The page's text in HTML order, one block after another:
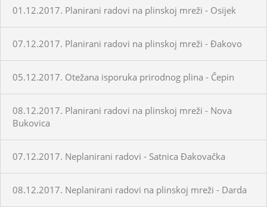
01.12.2017. Planirani radovi na plinskoj mreži - Osijek
07.12.2017. Planirani radovi na plinskoj mreži - Đakovo
05.12.2017. Otežana isporuka prirodnog plina - Čepin
08.12.2017. Planirani radovi na plinskoj mreži - Nova
Bukovica
07.12.2017. Neplanirani radovi - Satnica Đakovačka
08.12.2017. Neplanirani radovi na plinskoj mreži - Darda